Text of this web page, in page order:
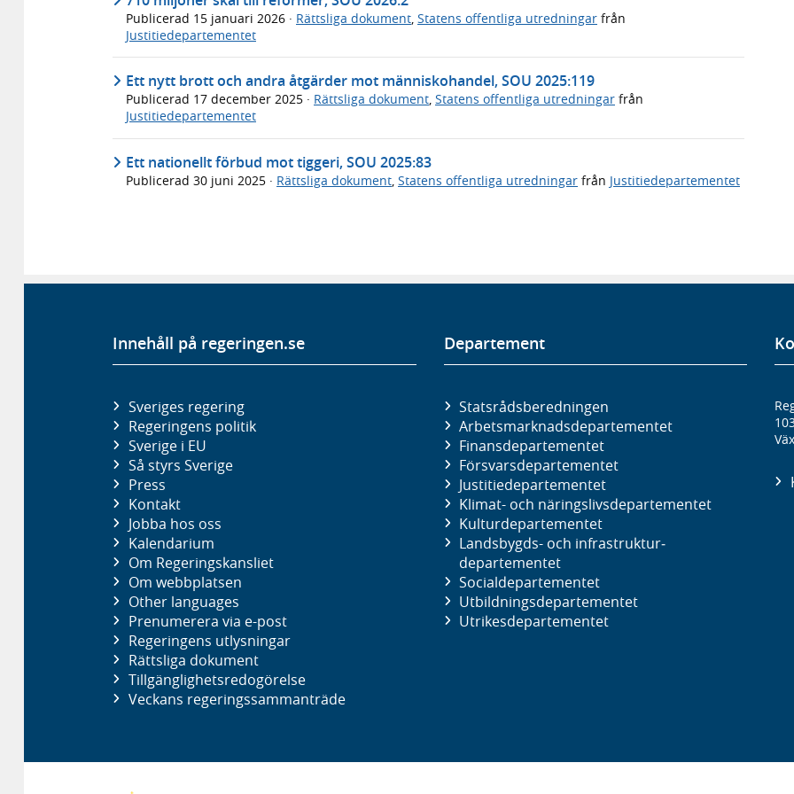
Publicerad 15 januari 2026 · Rättsliga dokument Statens offentliga utredningar från
Justitiedepartementet
Ett nytt brott och andra åtgärder mot människohandel, SOU 2025:119
Publicerad 17 december 2025 · Rättsliga dokument, Statens offentliga utredningar från
Justitiedepartementet
Ett nationellt förbud mot tiggeri, SOU 2025:83
Publicerad 30 juni 2025 · Rättsliga dokument, Statens offentliga utredningar från Justitiedepartementet
Innehåll på regeringen.se
Sveriges regering
Regeringens politik
Sverige i EU
Så styrs Sverige
Press
Kontakt
Jobba hos oss
Kalendarium
Om Regeringskansliet
Om webbplatsen
Other languages
Prenumerera via e-post
Regeringens utlysningar
Rättsliga dokument
Tillgänglighetsredogörelse
Veckans regeringssammanträde
Departement
Statsrådsberedningen
Arbetsmarknads­departementet
Finans­departementet
Försvars­departementet
Justitie­departementet
Klimat- och näringslivs­departementet
Kultur­departementet
Landsbygds- och infrastruktur­
departementet
Social­departementet
Utbildnings­departementet
Utrikes­departementet